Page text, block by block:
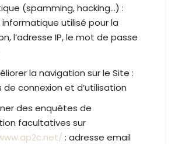
(spamming, hacking…) :
utilisé pour la
l’adresse IP, le mot de passe
la navigation sur le Site :
de connexion et d’utilisation
des enquêtes de
facultatives sur
: adresse email